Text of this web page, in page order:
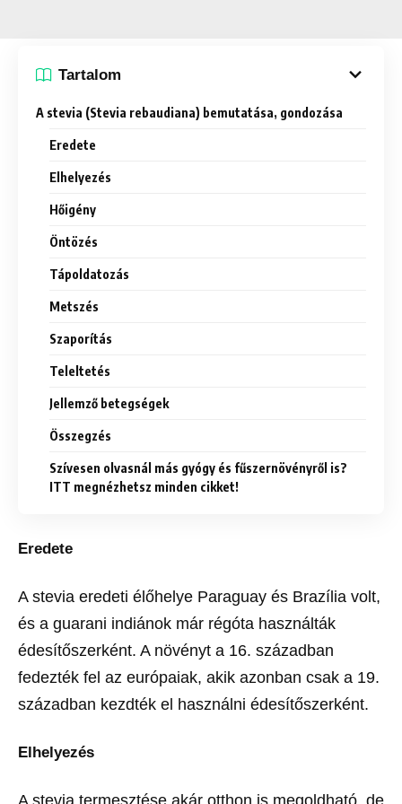
Tartalom
A stevia (Stevia rebaudiana) bemutatása, gondozása
Eredete
Elhelyezés
Hőigény
Öntözés
Tápoldatozás
Metszés
Szaporítás
Teleltetés
Jellemző betegségek
Összegzés
Szívesen olvasnál más gyógy és fűszernövényről is?
ITT megnézhetsz minden cikket!
Eredete
A stevia eredeti élőhelye Paraguay és Brazília volt,
és a guarani indiánok már régóta használták
édesítőszerként. A növényt a 16. században
fedezték fel az európaiak, akik azonban csak a 19.
században kezdték el használni édesítőszerként.
Elhelyezés